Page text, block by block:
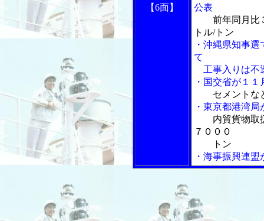
【6面】
公表
前年同月比
トル/トン
・沖縄県知事
て
工事入りは不
・国交省が１
セメントな
・東京都港湾
内貿貨物取
７０００
トン
・海事振興連